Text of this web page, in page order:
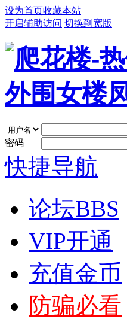
设为首页收藏本站
开启辅助访问 切换到宽版
密码
快捷导航
论坛BBS
VIP开通
充值金币
防骗必看